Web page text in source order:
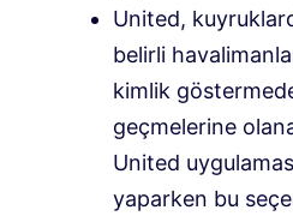
United,
belirli
kimlik
geçmelerine
United
yaparken bu